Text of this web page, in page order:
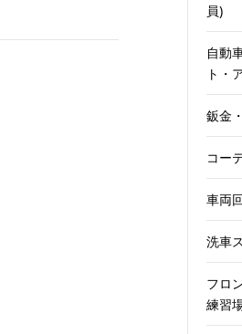
員)
自動
ト・
鈑金
コー
車両
洗車
フロ
練習